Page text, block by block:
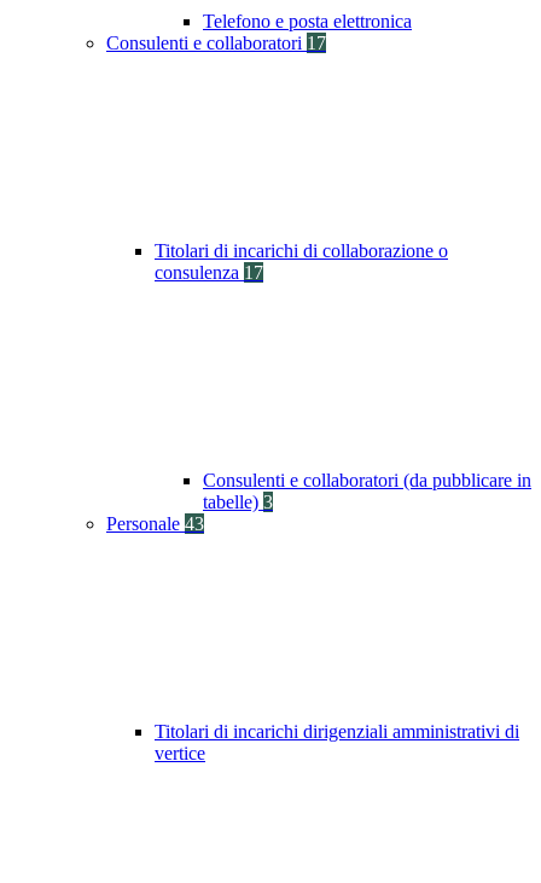
Telefono e posta elettronica
Consulenti e collaboratori 17
Titolari di incarichi di collaborazione o
consulenza 17
Consulenti e collaboratori (da pubblicare in
tabelle) 3
Personale 43
Titolari di incarichi dirigenziali amministrativi di
vertice